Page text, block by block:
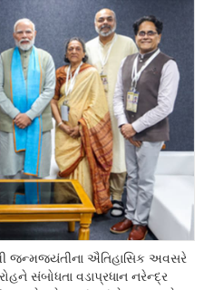
જન્મજયંતીના ઐતિહાસિક અવસરે
સંબોધતા વડાપ્રધાન નરેન્દ્ર